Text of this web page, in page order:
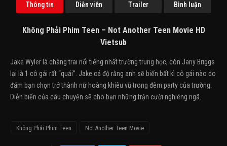
Thông tin Diễn viên Trailer Bình luận
Không Phải Phim Teen – Not Another Teen Movie HD
Vietsub
Jake Wyler là chàng trai nổi tiếng nhất trường trung học, còn Jany Briggs
lại là 1 cô gái rất “quái”. Jake cá độ rằng anh sẽ biến bất kì cô gái nào do
đám bạn chọn trở thành nữ hoàng khiêu vũ trong đêm party của trường.
Diễn biến của câu chuyện sẽ cho bạn những trận cười nghiêng ngã.
Không Phải Phim Teen Not Another Teen Movie